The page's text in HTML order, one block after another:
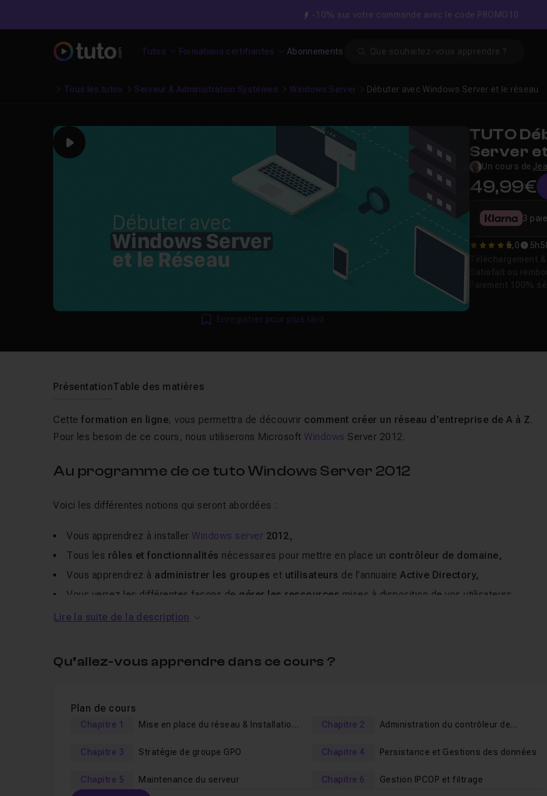
-10% sur votre commande avec le code PROMO10
Tutos Formations certifiantes Abonnements
Tous les tutos Serveur & Administration Systèmes Windows Server Débuter avec Windows Server et le réseau
Play
Enregistrer pour plus tard
TUTO
Server
Un cours de
49,99€
5 5,0
3
PrésentationTable des matières
Cette formation en ligne, vous permettra de découvrir comment créer un réseau d'entreprise de A à Z.
Pour les besoin de ce cours, nous utiliserons Microsoft Windows Server 2012.
Au programme de ce tuto Windows Server 2012
Voici les différentes notions qui seront abordées :
Vous apprendrez à installer Windows server 2012,
Tous les rôles et fonctionnalités nécessaires pour mettre en place un contrôleur de domaine,
Vous apprendrez à administrer les groupes et utilisateurs de l'annuaireActive Directory,
Vous verrez les différentes façons de gérer les ressources mises à disposition de vos utilisateurs.
Nous aborderons en fin de formation
A la fin de cetteformation, vous serezautonome dans la création d'un réseau d'entreprise.
Lire la suite de la description
Qu’allez-vous apprendre dans ce cours ?
Plan de cours
Chapitre 1
Mise en place du réseau & Installation
Chapitre 2
Administration du contrôleur de
Chapitre 3
Stratégie de groupe GPO Chapitre 4 Persistance et Gestions des données
Chapitre 5 Maintenance du serveur Chapitre 6 Gestion IPCOP et filtrage